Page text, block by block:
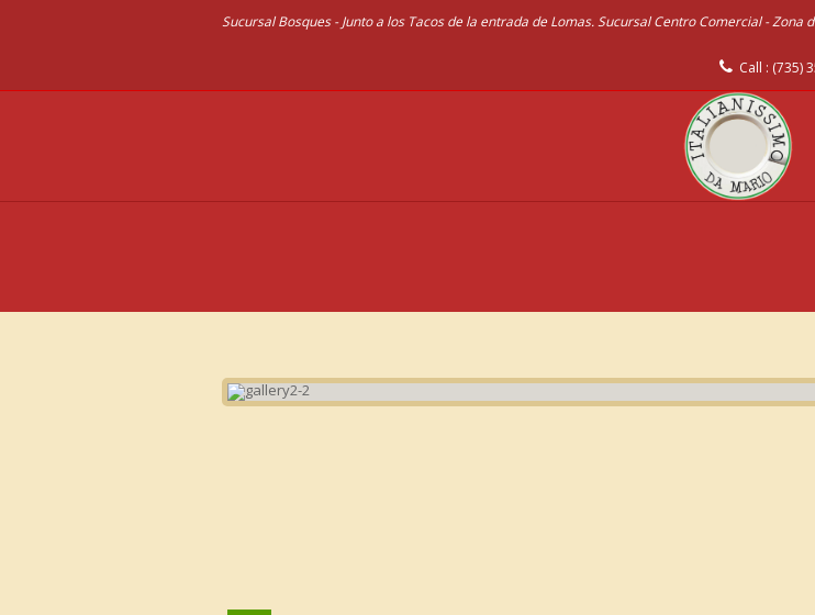
Sucursal Bosques - Junto a los Tacos de la entrada de Lomas. Sucursal Centro Comercial - Zona
Call : (735)